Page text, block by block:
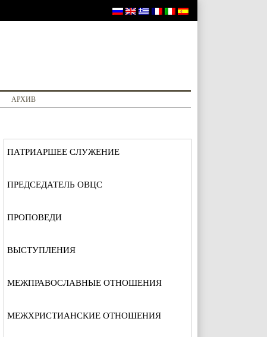
АРХИВ
ПАТРИАРШЕЕ СЛУЖЕНИЕ
ПРЕДСЕДАТЕЛЬ ОВЦС
ПРОПОВЕДИ
ВЫСТУПЛЕНИЯ
МЕЖПРАВОСЛАВНЫЕ ОТНОШЕНИЯ
МЕЖХРИСТИАНСКИЕ ОТНОШЕНИЯ